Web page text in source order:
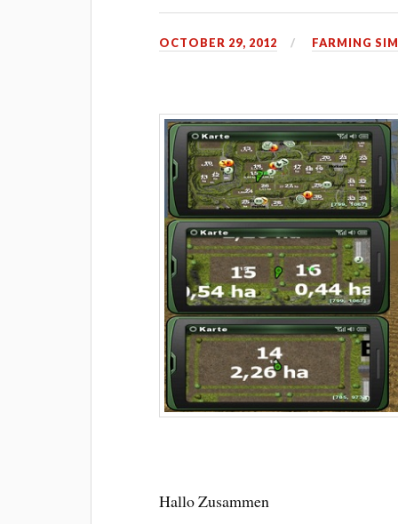
OCTOBER 29, 2012 FARMING
Hallo Zusammen